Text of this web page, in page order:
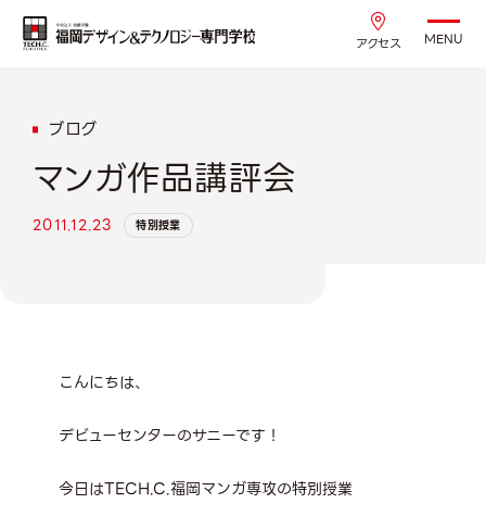
アクセス MENU
ブログ
マンガ作品講評会
2011.12.23 特別授業
こんにちは、
デビューセンターのサニーです！
今日はTECH.C.福岡マンガ専攻の特別授業